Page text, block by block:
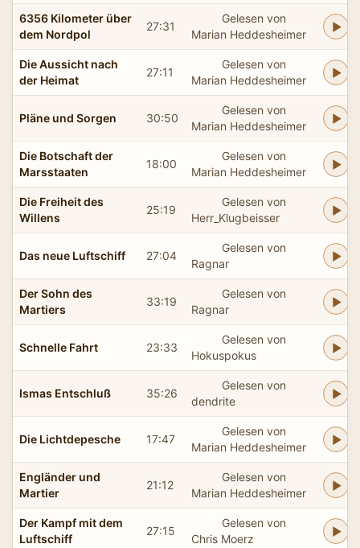
6356 Kilometer über
dem Nordpol
27:31
Gelesen von
Marian Heddesheimer
Die Aussicht nach
der Heimat
27:11
Gelesen von
Marian Heddesheimer
Pläne und Sorgen 30:50
Gelesen von
Marian Heddesheimer
Die Botschaft der
Marsstaaten
18:00
Gelesen von
Marian Heddesheimer
Die Freiheit des
Willens
25:19
Gelesen von
Herr_Klugbeisser
Das neue Luftschiff 27:04
Gelesen von
Ragnar
Der Sohn des
Martiers
33:19
Gelesen von
Ragnar
Schnelle Fahrt 23:33
Gelesen von
Hokuspokus
Ismas Entschluß 35:26
Gelesen von
dendrite
Die Lichtdepesche 17:47
Gelesen von
Marian Heddesheimer
Engländer und
Martier
21:12
Gelesen von
Marian Heddesheimer
Der Kampf mit dem
Luftschiff
27:15
Gelesen von
Chris Moerz